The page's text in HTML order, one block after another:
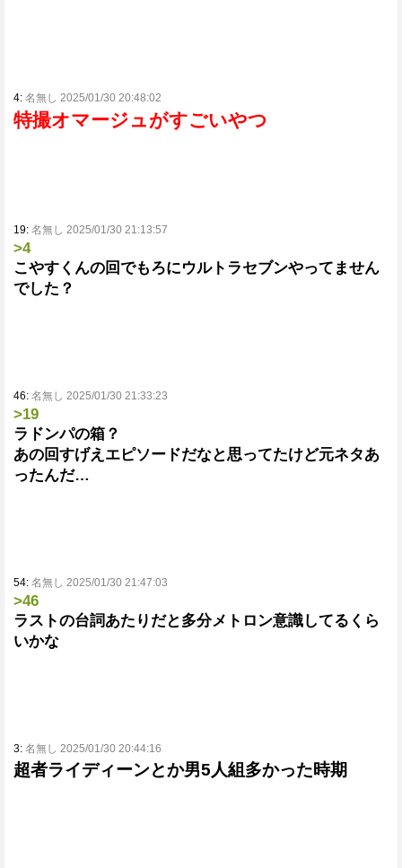
4: 名無し 2025/01/30 20:48:02
特撮オマージュがすごいやつ
19: 名無し 2025/01/30 21:13:57
>4
こやすくんの回でもろにウルトラセブンやってません
でした？
46: 名無し 2025/01/30 21:33:23
>19
ラドンパの箱？
あの回すげえエピソードだなと思ってたけど元ネタあ
ったんだ…
54: 名無し 2025/01/30 21:47:03
>46
ラストの台詞あたりだと多分メトロン意識してるくら
いかな
3: 名無し 2025/01/30 20:44:16
超者ライディーンとか男5人組多かった時期